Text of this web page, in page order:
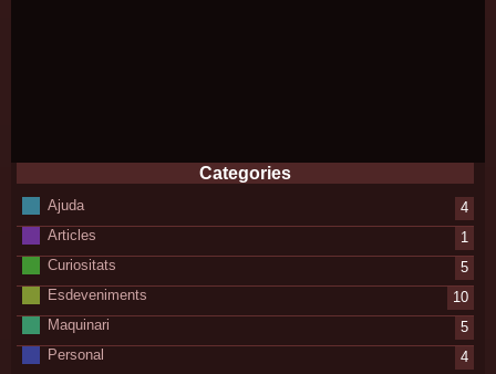
Categories
Ajuda
4
Articles
1
Curiositats
5
Esdeveniments
10
Maquinari
5
Personal
4